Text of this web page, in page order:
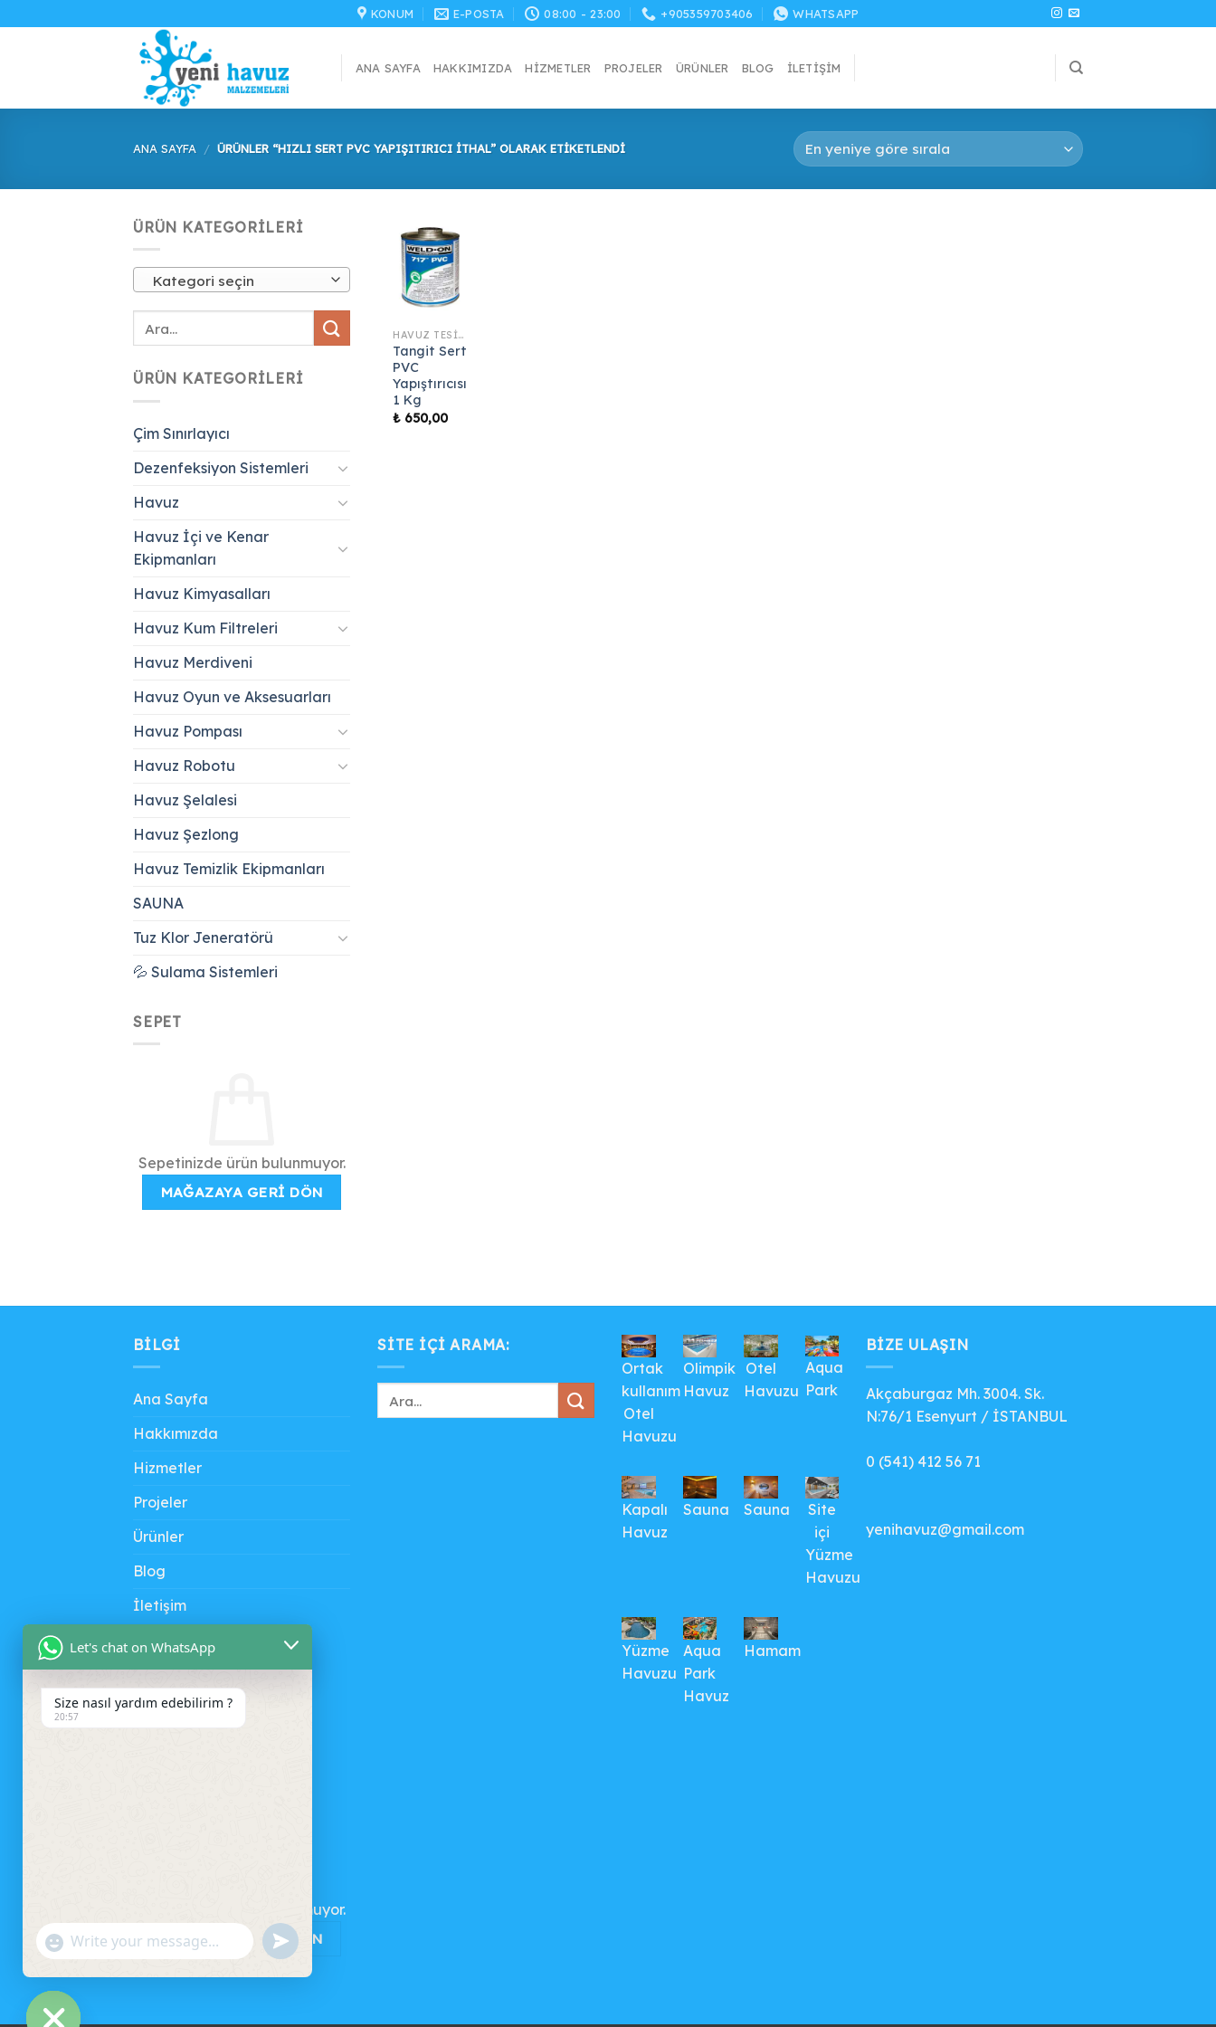
atla
KONUM E-POSTA 08:00 - 23:00 +905359703406 WHATSAPP
ANA SAYFA HAKKIMIZDA HIZMETLER PROJELER ÜRÜNLER BLOG İLETIŞIM
ANA SAYFA / ÜRÜNLER “HIZLI SERT PVC YAPIŞITIRICI İTHAL” OLARAK ETIKETLENDI
ÜRÜN KATEGORILERI
Kategori seçin
ÜRÜN KATEGORILERI
Çim Sınırlayıcı
Dezenfeksiyon Sistemleri
Havuz
Havuz İçi ve Kenar
Ekipmanları
Havuz Kimyasalları
Havuz Kum Filtreleri
Havuz Merdiveni
Havuz Oyun ve Aksesuarları
Havuz Pompası
Havuz Robotu
Havuz Şelalesi
Havuz Şezlong
Havuz Temizlik Ekipmanları
SAUNA
Tuz Klor Jeneratörü
💦 Sulama Sistemleri
SEPET
Sepetinizde ürün bulunmuyor.
MAĞAZAYA GERI DÖN
HAVUZ TESISAT MALZEMELERI
Tangit Sert
PVC
Yapıştırıcısı
1 Kg
₺ 650,00
BILGI
Ana Sayfa
Hakkımızda
Hizmetler
Projeler
Ürünler
Blog
İletişim
SITE IÇI ARAMA:
Ortak
kullanım
Otel
Havuzu
Olimpik
Havuz
Otel
Havuzu
Aqua
Park
Kapalı
Havuz
Sauna Sauna
Site
içi
Yüzme
Havuzu
Yüzme
Havuzu
Aqua
Park
Havuz
Hamam
BIZE ULAŞIN
Akçaburgaz Mh. 3004. Sk.
N:76/1 Esenyurt / İSTANBUL
0 (541) 412 56 71
yenihavuz@gmail.com
Sepetinizde ürün bulunmuyor.
MAĞAZAYA GERI DÖN
Let's chat on WhatsApp
Size nasıl yardım edebilirim ?
20:57
"+CHATY_SETTINGS.LANG.EMOJI_PICKER+"
WhatsApp
UNDEFINED